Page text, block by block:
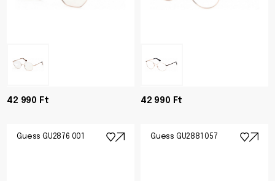
42 990 Ft 42 990 Ft
Guess GU2876 001 Guess GU2881 057